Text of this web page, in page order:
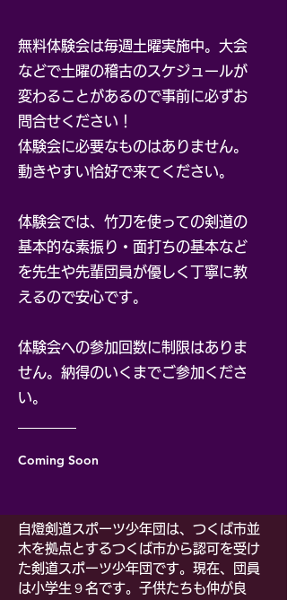
無料体験会は毎週土曜実施中。大会
などで土曜の稽古のスケジュールが
変わることがあるので事前に必ずお
問合せください！
体験会に必要なものはありません。
動きやすい恰好で来てください。
​体験会では、竹刀を使っての剣道の
基本的な素振り・面打ちの基本など
を先生や先輩団員が優しく丁寧に教
えるので安心です。
​体験会への参加回数に制限はありま
せん。納得のいくまでご参加くださ
い。
Coming Soon
自燈剣道スポーツ少年団は、つくば市並
木を拠点とするつくば市から認可を受け
た剣道スポーツ少年団です。現在、団員
は小学生９名です。子供たちも仲が良